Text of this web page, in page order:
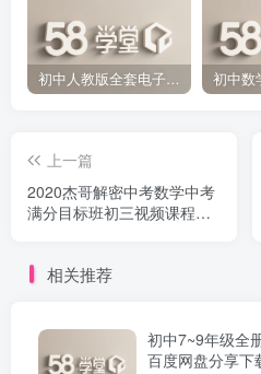
初中人教版全套电子课本 百度网盘分享下载
上一篇
2020杰哥解密中考数学中考
满分目标班初三视频课程
相关推荐
初中7~9年级全
百度网盘分享下